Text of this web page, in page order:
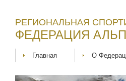
РЕГИОНАЛЬНАЯ
ФЕДЕРАЦИЯ
Главная О